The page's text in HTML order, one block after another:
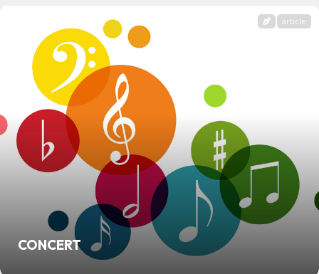
CONCERT
article